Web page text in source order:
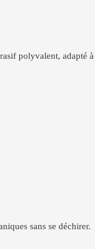
polyvalent, adapté
sans se déchirer.